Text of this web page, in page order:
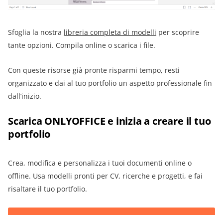
Sfoglia la nostra libreria completa di modelli per scoprire
tante opzioni. Compila online o scarica i file.
Con queste risorse già pronte risparmi tempo, resti
organizzato e dai al tuo portfolio un aspetto professionale fin
dall’inizio.
Scarica ONLYOFFICE e inizia a creare il tuo
portfolio
Crea, modifica e personalizza i tuoi documenti online o
offline. Usa modelli pronti per CV, ricerche e progetti, e fai
risaltare il tuo portfolio.